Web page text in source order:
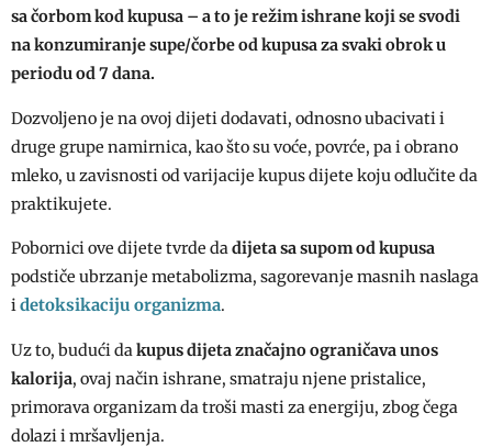
sa čorbom kod kupusa – a to je režim ishrane koji se svodi
na konzumiranje supe/čorbe od kupusa za svaki obrok u
periodu od 7 dana.
Dozvoljeno je na ovoj dijeti dodavati, odnosno ubacivati i
druge grupe namirnica, kao što su voće, povrće, pa i obrano
mleko, u zavisnosti od varijacije kupus dijete koju odlučite da
praktikujete.
Pobornici ove dijete tvrde dadijeta sa supom od kupusa
podstiče ubrzanje metabolizma, sagorevanje masnih naslaga
idetoksikaciju organizma.
Uz to, budući dakupus dijetaznačajno ograničava unos
kalorija, ovaj način ishrane, smatraju njene pristalice,
primorava organizam da troši masti za energiju, zbog čega
dolazi i mršavljenja.